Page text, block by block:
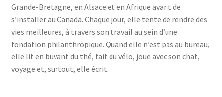
Grande-Bretagne, en Alsace et en Afrique avant de
s’installer au Canada. Chaque jour, elle tente de rendre des
vies meilleures, à travers son travail au sein d’une
fondation philanthropique. Quand elle n’est pas au bureau,
elle lit en buvant du thé, fait du vélo, joue avec son chat,
voyage et, surtout, elle écrit.